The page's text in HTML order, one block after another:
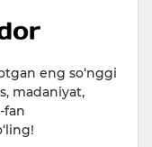
eng so‘nggi
madaniyat,
fan